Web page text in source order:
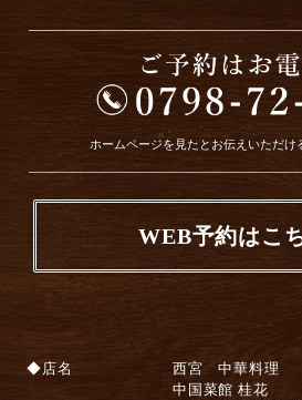
ホームページを見たとお伝えいただけ
WEB予約はこ
◆店名
西宮 中華料理
中国菜館 桂花